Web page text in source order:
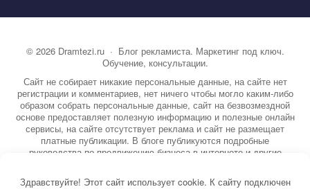
© 2026 Dramtezi.ru· Блог рекламиста. Маркетинг под ключ.
Обучение, консультации.
Сайт не собирает никакие персональные данные, на сайте нет
регистрации и комментариев, нет ничего чтобы могло каким-либо
образом собрать персональные данные, сайт на безвозмездной
основе предоставляет полезную информацию и полезные онлайн
сервисы, на сайте отсутствует реклама и сайт не размещает
платные публикации. В блоге публикуются подробные
руководства по продвижению бизнеса в интернете и другие
информацию о маркетинге, рекламе, копирайтинге и другие темы.
Здравствуйте! Этот сайт использует cookie. К сайту подключен